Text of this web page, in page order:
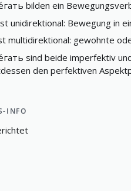
bilden ein
unidirektional: Bewegung in
multidirektional: gewohnte
sind beide imperfektiv
den perfektiven
INFO
richtet